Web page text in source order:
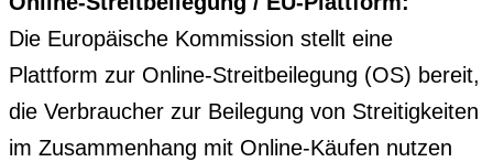
Die Europäische Kommission stellt eine
Plattform zur Online-Streitbeilegung (OS) bereit,
die Verbraucher zur Beilegung von Streitigkeiten
im Zusammenhang mit Online-Käufen nutzen